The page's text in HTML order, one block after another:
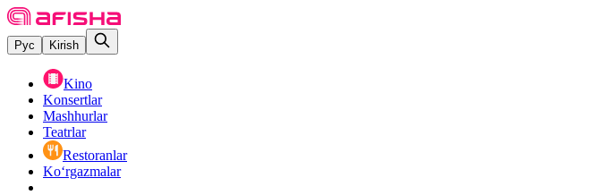
Рус Kirish
Kino
Konsertlar
Mashhurlar
Teatrlar
Restoranlar
Ko‘rgazmalar